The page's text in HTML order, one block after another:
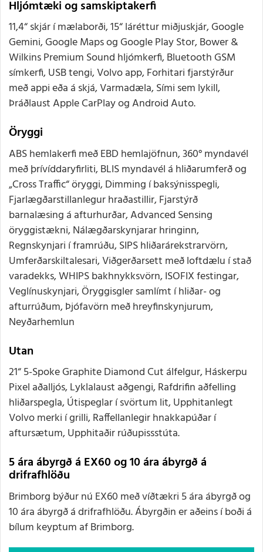
Hljómtæki og samskiptakerfi
11,4“ skjár í mælaborði, 15“ láréttur miðjuskjár, Google
Gemini, Google Maps og Google Play Stor, Bower &
Wilkins Premium Sound hljómkerfi, Bluetooth GSM
símkerfi, USB tengi, Volvo app, Forhitari fjarstýrður
með appi eða á skjá, Varmadæla, Sími sem lykill,
Þráðlaust Apple CarPlay og Android Auto.
Öryggi
ABS hemlakerfi með EBD hemlajöfnun, 360° myndavél
með þrívíddaryfirliti, BLIS myndavél á hliðarumferð og
„Cross Traffic“ öryggi, Dimming í baksýnisspegli,
Fjarlægðarstillanlegur hraðastillir, Fjarstýrð
barnalæsing á afturhurðar, Advanced Sensing
öryggistækni, Nálægðarskynjarar hringinn,
Regnskynjari í framrúðu, SIPS hliðarárekstrarvörn,
Umferðarskiltalesari, Viðgerðarsett með loftdælu í stað
varadekks, WHIPS bakhnykksvörn, ISOFIX festingar,
Veglínuskynjari, Öryggisgler samlímt í hliðar- og
afturrúðum, Þjófavörn með hreyfinskynjurum,
Neyðarhemlun
Utan
21“ 5-Spoke Graphite Diamond Cut álfelgur, Háskerpu
Pixel aðalljós, Lyklalaust aðgengi, Rafdrifin aðfelling
hliðarspegla, Útispeglar í svörtum lit, Upphitanlegt
Volvo merki í grilli, Raffellanlegir hnakkapúðar í
aftursætum, Upphitaðir rúðupissstúta.
5 ára ábyrgð á EX60 og 10 ára ábyrgð á
drifrafhlöðu
Brimborg býður nú EX60 með víðtækri 5 ára ábyrgð og
10 ára ábyrgð á drifrafhlöðu. Ábyrgðin er aðeins í boði á
bílum keyptum af Brimborg.